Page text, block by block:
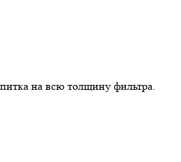
на всю толщину фильтра.